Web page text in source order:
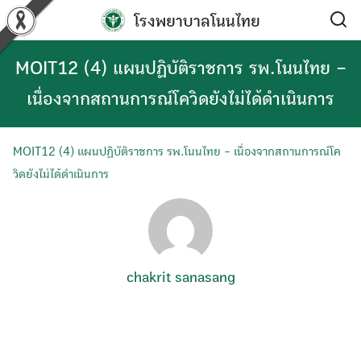
Skip
to
content
โรงพยาบาลโนนไทย
MOIT12 (4) แผนปฏิบัติราชการ รพ.โนนไทย –
เนื่องจากสถานการณ์โควิดยังไม่ได้ดำเนินการ
MOIT12 (4) แผนปฏิบัติราชการ รพ.โนนไทย - เนื่องจากสถานการณ์โค
วิดยังไม่ได้ดำเนินการ
chakrit sanasang